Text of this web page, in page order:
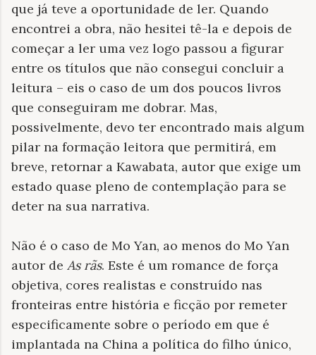
que já teve a oportunidade de ler. Quando
encontrei a obra, não hesitei tê-la e depois de
começar a ler uma vez logo passou a figurar
entre os títulos que não consegui concluir a
leitura – eis o caso de um dos poucos livros
que conseguiram me dobrar. Mas,
possivelmente, devo ter encontrado mais algum
pilar na formação leitora que permitirá, em
breve, retornar a Kawabata, autor que exige um
estado quase pleno de contemplação para se
deter na sua narrativa.
Não é o caso de Mo Yan, ao menos do Mo Yan
autor de As rãs. Este é um romance de força
objetiva, cores realistas e construído nas
fronteiras entre história e ficção por remeter
especificamente sobre o período em que é
implantada na China a política do filho único,